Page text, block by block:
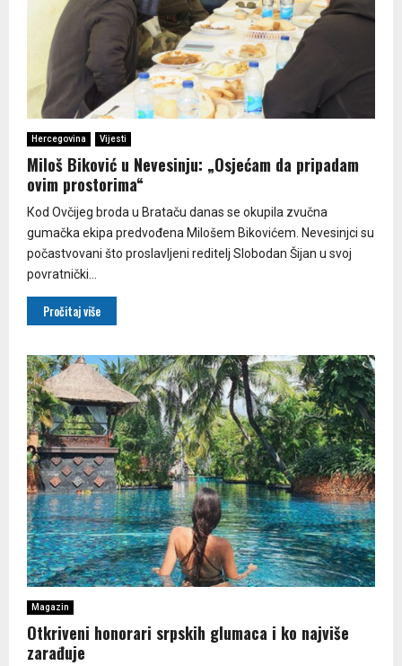
Hercegovina Vijesti
Miloš Biković u Nevesinju: „Osjećam da pripadam
ovim prostorima“
Кod Ovčijeg broda u Brataču danas se okupila zvučna
gumačka ekipa predvođena Milošem Bikovićem. Nevesinjci su
počastvovani što proslavljeni reditelj Slobodan Šijan u svoj
povratnički...
Pročitaj više
Magazin
Otkriveni honorari srpskih glumaca i ko najviše
zarađuje